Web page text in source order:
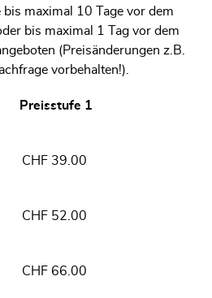
bis maximal 10 Tage vor dem
bis maximal 1 Tag vor dem
(Preisänderungen z.B.
vorbehalten!).
1
2 CHF 39.00
1 CHF 52.00
2 CHF 66.00